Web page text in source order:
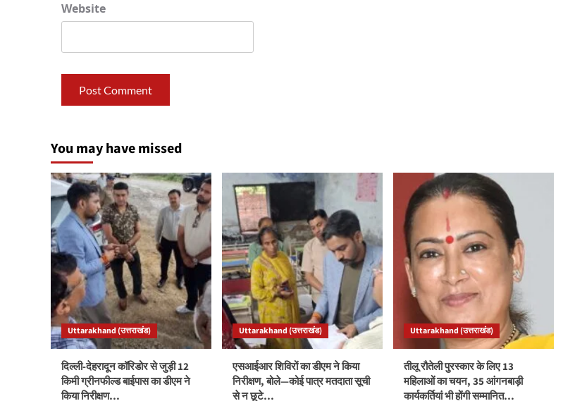
Website
You may have missed
Uttarakhand (उत्तराखंड)
दिल्ली-देहरादून कॉरिडोर से जुड़ी 12
किमी ग्रीनफील्ड बाईपास का डीएम ने
किया निरीक्षण…
Uttarakhand (उत्तराखंड)
एसआईआर शिविरों का डीएम ने किया
निरीक्षण, बोले—कोई पात्र मतदाता सूची
से न छूटे…
Uttarakhand (उत्तराखंड)
तीलू रौतेली पुरस्कार के लिए 13
महिलाओं का चयन, 35 आंगनबाड़ी
कार्यकर्तियां भी होंगी सम्मानित…